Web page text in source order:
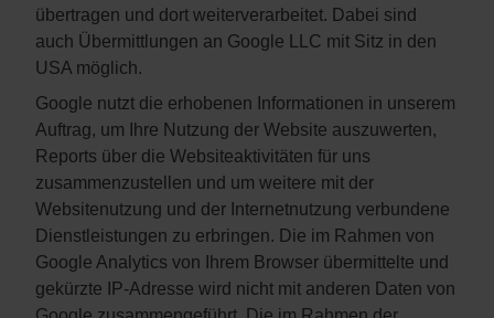
übertragen und dort weiterverarbeitet. Dabei sind
auch Übermittlungen an Google LLC mit Sitz in den
USA möglich.
Google nutzt die erhobenen Informationen in unserem
Auftrag, um Ihre Nutzung der Website auszuwerten,
Reports über die Websiteaktivitäten für uns
zusammenzustellen und um weitere mit der
Websitenutzung und der Internetnutzung verbundene
Dienstleistungen zu erbringen. Die im Rahmen von
Google Analytics von Ihrem Browser übermittelte und
gekürzte IP-Adresse wird nicht mit anderen Daten von